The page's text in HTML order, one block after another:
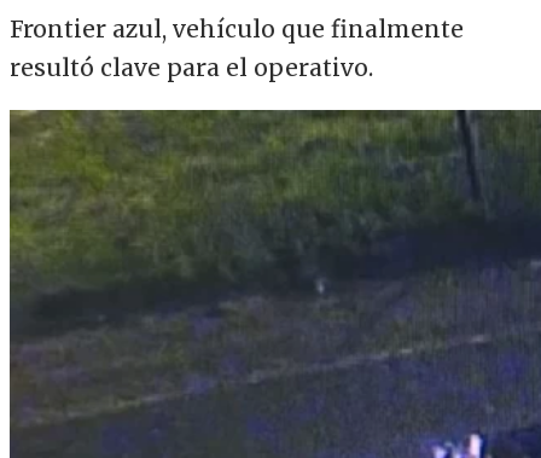
Frontier azul, vehículo que finalmente
resultó clave para el operativo.